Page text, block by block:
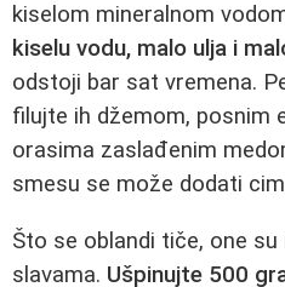
kiselom mineralnom
kiselu vodu, malo ulja i
odstoji bar sat vremena.
filujte ih džemom, posnim
orasima zaslađenim
smesu se može dodati
Što se oblandi tiče, one su
slavama. Ušpinujte 500